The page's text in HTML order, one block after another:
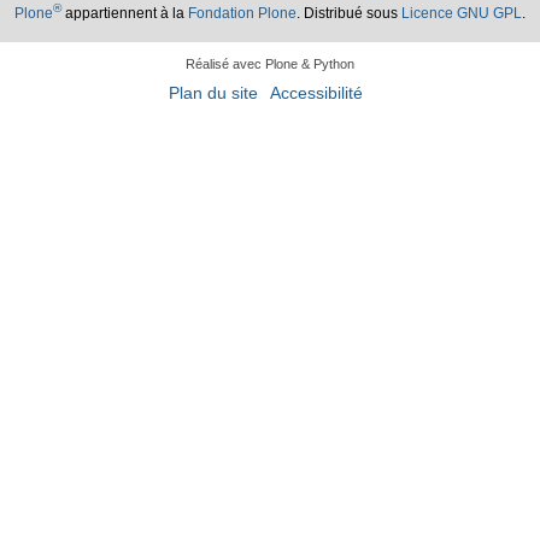
Plone®appartiennent à la Fondation Plone. Distribué sous Licence GNU GPL.
Réalisé avec Plone & Python
Plan du site Accessibilité